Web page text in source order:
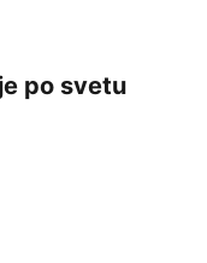
po svetu